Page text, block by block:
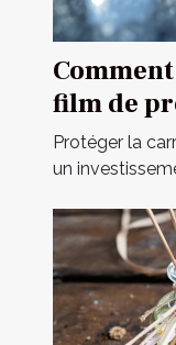
film de
votre
Protéger la
un